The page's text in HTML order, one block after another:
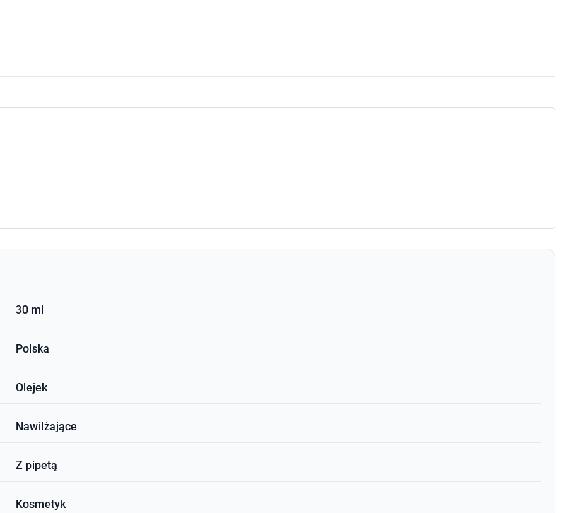
30 ml
Polska
Olejek
Nawilżające
Z pipetą
Kosmetyk